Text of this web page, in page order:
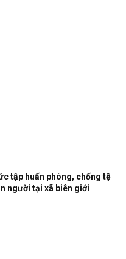
tập huấn phòng, chống tệ
người tại xã biên giới